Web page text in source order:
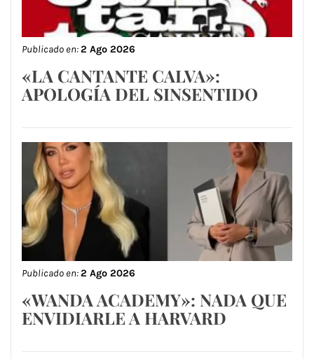
Publicado en:2 Ago 2026
«LA CANTANTE CALVA»:
APOLOGÍA DEL SINSENTIDO
Publicado en:2 Ago 2026
«WANDA ACADEMY»: NADA QUE
ENVIDIARLE A HARVARD